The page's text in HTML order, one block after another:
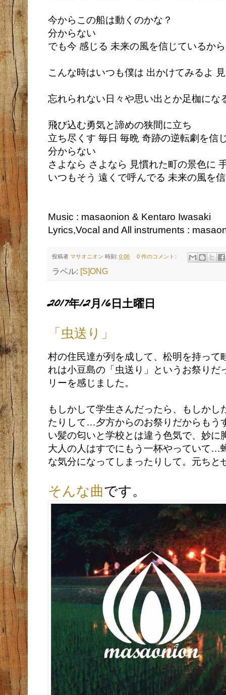
今からこの船は動くのかな？
分からない
でも今 感じる 未来の風を信じているから
こんな時はいつも僕は 出かけてみるよ
忘れられない日々や思い出とか足枷にな
飛び込む勇気と諦めの狭間に立ち
立ち尽くす 毎日 毎晩 奇跡の逆転劇を信
分からない
さよなら さよなら 見慣れた町の景色に
いつもそう 遠くで呼んでる 未来の風を
Music : masaonion & Kentaro Iwasaki
Lyrics,Vocal and All instruments :
投稿者 マサオニオン 時刻: 0:00 0 件のコメント:
ラベル: [S]ONG
2017年12月16日土曜日
「虫送り」
村の住民達が列を成して、松明を持って
れは小豆島の「虫送り」というお祭りだ
リーを感じました。
もしかして学生さんだったら、もしか
たりして…夕方からのお祭りだからもう
い髪の匂いと学校とは違う色気で、妙に
大人の人はすでにもう一杯やっていて…
な気分になってしまったりして。元ち
そんな曲です。